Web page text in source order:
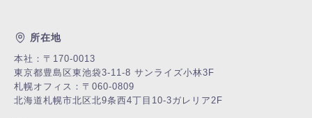
所在地
本社：〒170-0013
東京都豊島区東池袋3-11-8 サンライズ小林3F
札幌オフィス：〒060-0809
北海道札幌市北区北9条西4丁目10-3ガレリア2F